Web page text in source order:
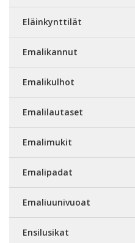
Eläinkynttilät
Emalikannut
Emalikulhot
Emalilautaset
Emalimukit
Emalipadat
Emaliuunivuoat
Ensilusikat